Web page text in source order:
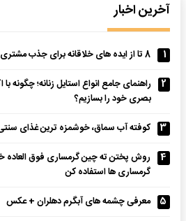
آخرین اخبار
1
8 تا از ایده های خلاقانه برای جذب مشتری کافه [کاربردی]
2
راهنمای جامع انواع استایل زنانه؛
بصری خود را بسازیم؟
3
کوفته آب سماق، خوشمزه ترین غذای
4
روش پختن ته چین گرمساری فوق
گرمساری ها استفاده کن
5
معرفی چشمه های آبگرم دهلران + عکس